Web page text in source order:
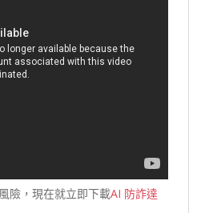
險，現在就立即下載AI 防詐達